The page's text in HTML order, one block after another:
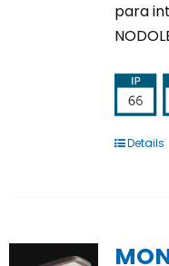
para
Details